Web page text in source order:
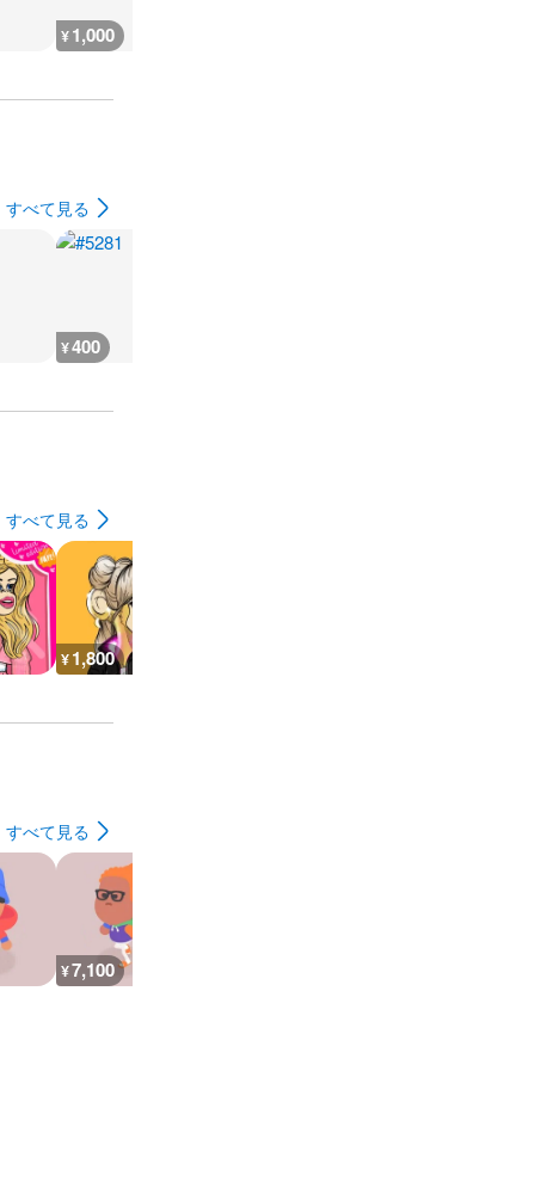
¥1,000
すべて見る
¥400
すべて見る
¥1,800
すべて見る
¥7,100